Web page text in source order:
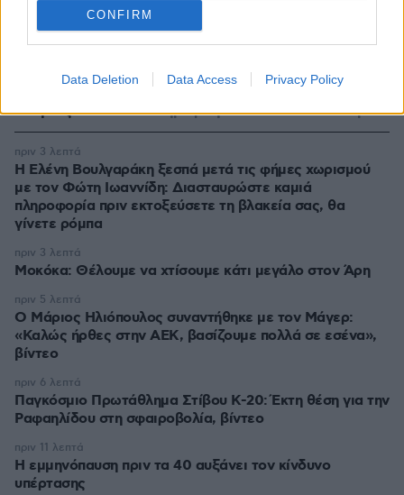
CONFIRM
Data Deletion Data Access Privacy Policy
ΡΟΗ ΕΙΔΗΣΕΩΝ
Ειδήσεις Δημοφιλή Σχολιασμένα
Η Ελένη Βουλγαράκη ξεσπά μετά τις φήμες χωρισμού
με τον Φώτη Ιωαννίδη: Διασταυρώστε καμιά
πληροφορία πριν εκτοξεύσετε τη βλακεία σας, θα
γίνετε ρόμπα
πριν 3 λεπτά
Μοκόκα: Θέλουμε να χτίσουμε κάτι μεγάλο στον Άρη
πριν 3 λεπτά
Ο Μάριος Ηλιόπουλος συναντήθηκε με τον Μάγερ:
«Καλώς ήρθες στην ΑΕΚ, βασίζουμε πολλά σε εσένα»,
βίντεο
πριν 5 λεπτά
Παγκόσμιο Πρωτάθλημα Στίβου Κ-20: Έκτη θέση για την
Ραφαηλίδου στη σφαιροβολία, βίντεο
πριν 6 λεπτά
Η εμμηνόπαυση πριν τα 40 αυξάνει τον κίνδυνο
υπέρτασης
πριν 11 λεπτά